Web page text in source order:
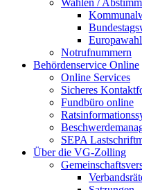
Wahlen /
Notrufnummern
Behördenservice Online
Online Services
Sicheres
Fundbüro online
SEPA
Über die VG-Zolling